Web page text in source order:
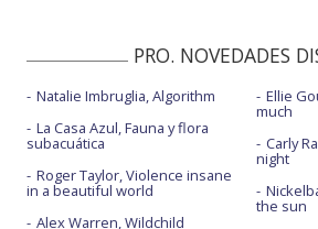
PRO. NOVEDADES
Natalie Imbruglia, Algorithm
La Casa Azul, Fauna y flora
subacuática
Roger Taylor, Violence insane
in a beautiful world
Alex Warren, Wildchild
Ellie
much
Carly
night
the sun